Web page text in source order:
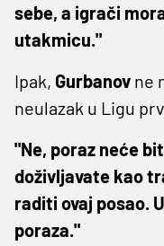
sebe, a igrači
utakmicu."
Ipak, Gurbanov ne
neulazak u Ligu
"Ne, poraz neće
doživljavate kao
raditi ovaj posao.
poraza."